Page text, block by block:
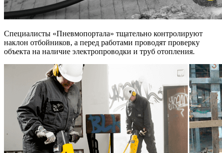
Специалисты «Пневмопортала» тщательно контролируют
наклон отбойников, а перед работами проводят проверку
объекта на наличие электропроводки и труб отопления.